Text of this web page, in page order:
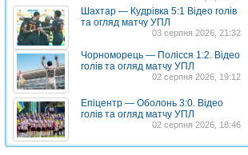
Шахтар — Кудрівка 5:1 Відео голів
та огляд матчу УПЛ
03 серпня 2026, 21:32
Чорноморець — Полісся 1:2. Відео
голів та огляд матчу УПЛ
02 серпня 2026, 19:12
Епіцентр — Оболонь 3:0. Відео
голів та огляд матчу УПЛ
02 серпня 2026, 18:46